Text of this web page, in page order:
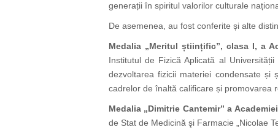
generații în spiritul valorilor culturale
De asemenea, au fost conferite și alte
Medalia „Meritul științific”, clasa I, a
Institutul de Fizică Aplicată al
dezvoltarea fizicii materiei condensate și
cadrelor de înaltă calificare și promovarea
Medalia „Dimitrie Cantemir” a
de Stat de Medicină şi Farmacie „Nicolae